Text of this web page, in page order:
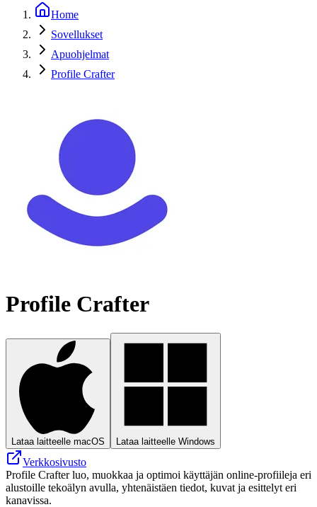
Home
Sovellukset
Apuohjelmat
Profile Crafter
Profile Crafter
Lataa laitteelle macOS Lataa laitteelle Windows
Verkkosivusto
Profile Crafter luo, muokkaa ja optimoi käyttäjän online‑profiileja eri
alustoille tekoälyn avulla, yhtenäistäen tiedot, kuvat ja esittelyt eri
kanavissa.